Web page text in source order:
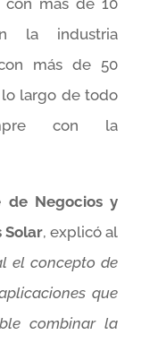
la industria
más de 50
lo largo de todo
con la
de Negocios y
Solar, explicó al
el concepto de
que
combinar la